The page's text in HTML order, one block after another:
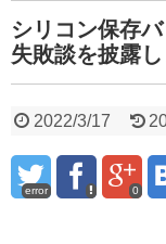
シリコン保存
失敗談を披露
2022/3/17
error 0